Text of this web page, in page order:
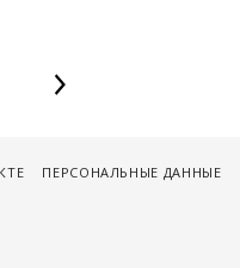
ПЕРСОНАЛЬНЫЕ ДАННЫЕ